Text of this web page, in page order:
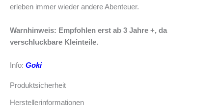
erleben immer wieder andere Abenteuer.
Warnhinweis: Empfohlen erst ab 3 Jahre +, da
verschluckbare Kleinteile.
Info: Goki
Produktsicherheit
Herstellerinformationen